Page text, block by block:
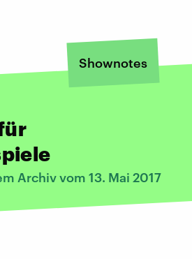
Shownotes
Archiv vom 13. Mai 2017